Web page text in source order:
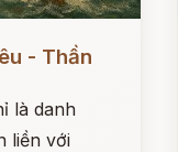
- Thần
là danh
liền với